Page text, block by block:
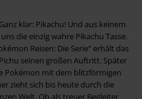
klar: Pikachu! Und aus keinem
die einzig wahre Pikachu Tasse.
Reisen: Die Serie“ erhält das
seinen großen Auftritt. Später
Pokémon mit dem blitzförmigen
zieht sich bis heute durch die
Welt. Ob als treuer Begleiter